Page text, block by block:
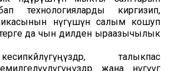
технологияларды киргизип,
өнүгүшүнө салым кошуп
да чын дилден ыраазычылык
талыкпас
жана өнүгүүгө